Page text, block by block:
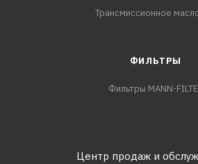
Трансмиссионное
ФИЛЬТРЫ
Фильтры MANN-
Центр продаж и